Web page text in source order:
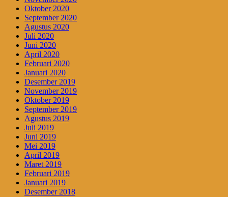
Oktober 2020
September 2020
Agustus 2020
Juli 2020
Juni 2020
April 2020
Februari 2020
Januari 2020
Desember 2019
November 2019
Oktober 2019
September 2019
Agustus 2019
Juli 2019
Juni 2019
Mei 2019
April 2019
Maret 2019
Februari 2019
Januari 2019
Desember 2018